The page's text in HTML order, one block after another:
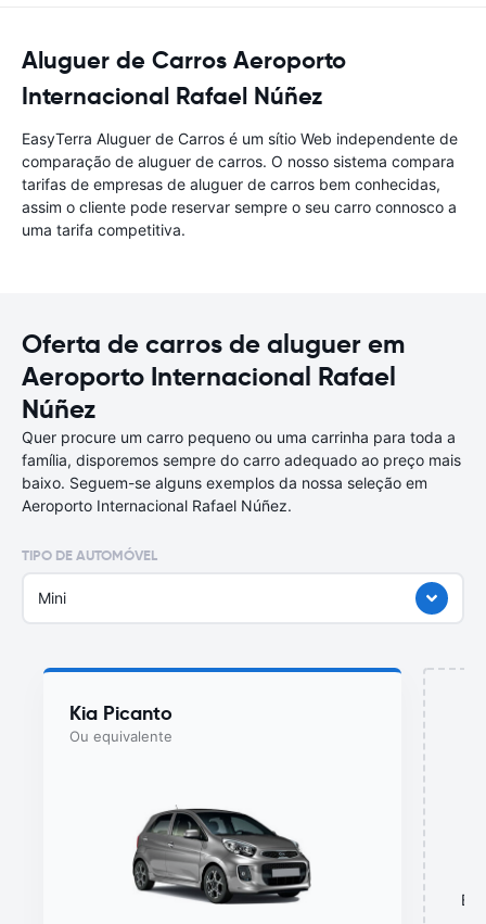
Aluguer de Carros Aeroporto
Internacional Rafael Núñez
EasyTerra Aluguer de Carros é um sítio Web independente de
comparação de aluguer de carros. O nosso sistema compara
tarifas de empresas de aluguer de carros bem conhecidas,
assim o cliente pode reservar sempre o seu carro connosco a
uma tarifa competitiva.
Oferta de carros de aluguer em
Aeroporto Internacional Rafael
Núñez
Quer procure um carro pequeno ou uma carrinha para toda a
família, disporemos sempre do carro adequado ao preço mais
baixo. Seguem-se alguns exemplos da nossa seleção em
Aeroporto Internacional Rafael Núñez.
TIPO DE AUTOMÓVEL
Mini
Kia Picanto
Ou equivalente